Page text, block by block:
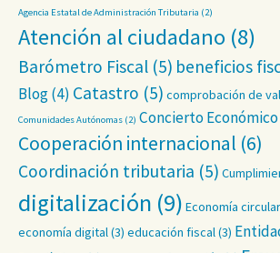
Agencia Estatal de Administración Tributaria (2)
Atención al ciudadano (8)
Barómetro Fiscal (5) beneficios
Blog(4) Catastro (5) comprobación de
Comunidades Autónomas (2) Concierto Económico
Cooperación internacional (6)
Coordinación tributaria (5)
digitalización (9) Economía circular
economía digital(3) educación fiscal(3)